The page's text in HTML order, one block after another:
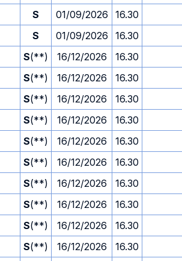
S 01/09/2026 16.30
S 01/09/2026 16.30
S(**) 16/12/2026 16.30
S(**) 16/12/2026 16.30
S(**) 16/12/2026 16.30
S(**) 16/12/2026 16.30
S(**) 16/12/2026 16.30
S(**) 16/12/2026 16.30
S(**) 16/12/2026 16.30
S(**) 16/12/2026 16.30
S(**) 16/12/2026 16.30
S(**) 16/12/2026 16.30